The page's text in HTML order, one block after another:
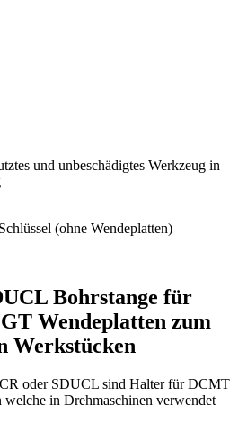
und unbeschädigtes Werkzeug in
(ohne Wendeplatten)
Bohrstange für
Wendeplatten zum
Werkstücken
oder SDUCL sind Halter für DCMT
in Drehmaschinen verwendet